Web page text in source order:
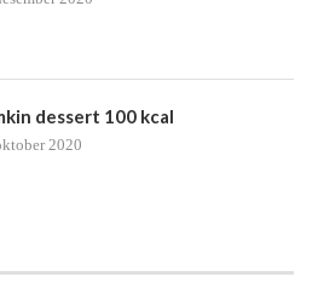
dessert 100 kcal
2020